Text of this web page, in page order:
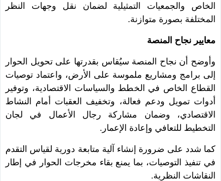
الخاص والجمعيات التمثيلية لضمان نقل وجهات النظر
المختلفة بصورة متوازنة.
معايير نجاح المنصة
وأوضح أن نجاح المنصة سيُقاس بقدرتها على تحويل الحوار
إلى برامج ومشاريع ملموسة على الأرض، واعتماد توصيات
القطاع الخاص في الخطط والسياسات الاقتصادية، وتوفير
أدوات تمويل ودعم فعالة، وتخفيف العقبات أمام النشاط
الاقتصادي، وضمان مشاركة رجال الأعمال في لجان
التخطيط للتعافي وإعادة الإعمار.
كما شدد على ضرورة إنشاء آلية متابعة دورية لقياس التقدم
في تنفيذ التوصيات، بما يمنع بقاء مخرجات الحوار في إطار
النقاشات النظرية.